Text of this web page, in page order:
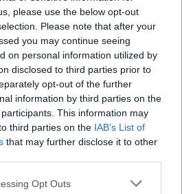
please use the below opt-out
Please note that after your
you may continue seeing
on personal information utilized by
disclosed to third parties prior to
opt-out of the further
information by third parties on the
participants. This information may
third parties on the IAB’s List of
that may further disclose it to other
app uses one or more Google
Opt Outs
ανάμεσα στον
Άλι Αλ-Θαουάντι και τον
Αμπάς Αραγτσί, με
επαφές με τους
Αν τελικά υπογραφεί,
να λάβει την ονομασία
που εκπέμπει η
, η Τεχεράνη κρατά σαφώς